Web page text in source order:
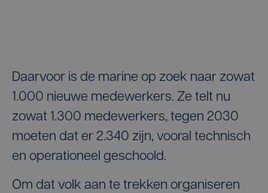
Daarvoor is de marine op zoek naar zowat
1.000 nieuwe medewerkers. Ze telt nu
zowat 1.300 medewerkers, tegen 2030
moeten dat er 2.340 zijn, vooral technisch
en operationeel geschoold.
Om dat volk aan te trekken organiseren